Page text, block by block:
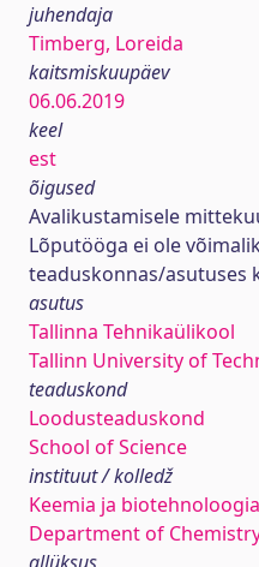
juhendaja
Timberg, Loreida
kaitsmiskuupäev
06.06.2019
keel
est
õigused
Avalikustamisele
Lõputööga ei ole
teaduskonnas/asutuses
asutus
Tallinna Tehnikaülikool
Tallinn University of
teaduskond
Loodusteaduskond
School of Science
instituut / kolledž
Keemia ja
Department of